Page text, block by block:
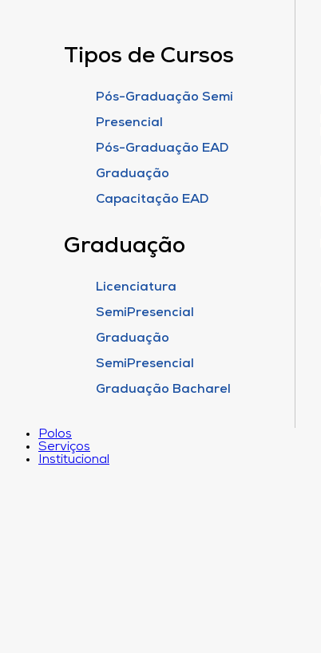
Tipos de Cursos
Pós-Graduação Semi
Presencial
Pós-Graduação EAD
Graduação
Capacitação EAD
Graduação
Licenciatura
SemiPresencial
Graduação
SemiPresencial
Graduação Bacharel
Polos
Serviços
Institucional